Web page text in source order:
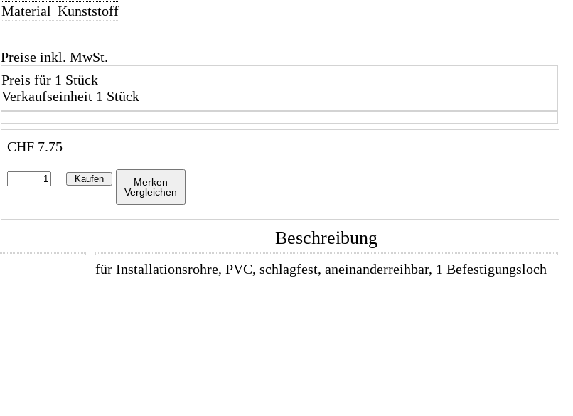
Material Kunststoff
Preise inkl. MwSt.
Preis für 1 Stück
Verkaufseinheit 1 Stück
CHF 7.75
Kaufen
Merken
Vergleichen
Beschreibung
für Installationsrohre, PVC, schlagfest, aneinanderreihbar, 1 Befestigungsloch